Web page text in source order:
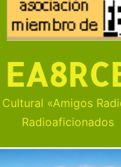
«Amigos
Radioaficionados